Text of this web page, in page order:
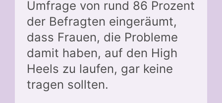
Umfrage von rund 86 Prozent
der Befragten eingeräumt,
dass Frauen, die Probleme
damit haben, auf den High
Heels zu laufen, gar keine
tragen sollten.